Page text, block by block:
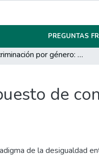
PREGUNTAS
Discriminación por género: Rechazo al puesto de conductora de ómnibus.
de
de la desigualdad